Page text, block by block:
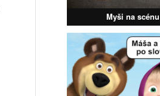
Myši na scénu